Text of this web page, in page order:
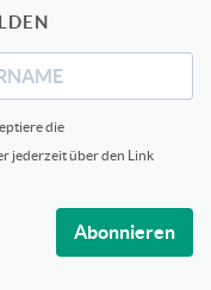
die
jederzeit über den Link
Abonnieren